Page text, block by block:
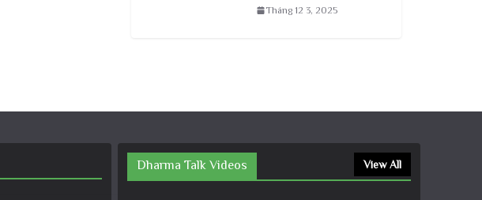
Tháng 12 3, 2025
Dharma Talk Videos View All